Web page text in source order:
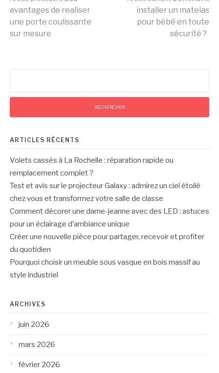
profiter du
quotidien
remplacement
complet ?
Lire
la
suite
avantages de realiser
une porte coulissante
sur mesure
installer un matelas
pour bébé en toute
sécurité ?
ARTICLES RÉCENTS
Volets cassés à La Rochelle : réparation rapide ou
remplacement complet ?
Test et avis sur le projecteur Galaxy : admirez un ciel étoilé
chez vous et transformez votre salle de classe
Comment décorer une dame-jeanne avec des LED : astuces
pour un éclairage d’ambiance unique
Créer une nouvelle pièce pour partager, recevoir et profiter
du quotidien
Pourquoi choisir un meuble sous vasque en bois massif au
style industriel
ARCHIVES
juin 2026
mars 2026
février 2026